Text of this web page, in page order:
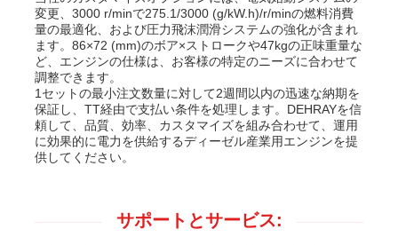
変更、3000 r/minで275.1/3000 (g/kW.h)/r/minの燃料消費
量の最適化、および圧力飛沫潤滑システムの強化が含まれ
ます。86×72 (mm)のボア×ストロークや47kgの正味重量な
ど、エンジンの仕様は、お客様の特定のニーズに合わせて
調整できます。
1セットの最小注文数量に対して2週間以内の迅速な納期を
保証し、TT経由で支払い条件を処理します。DEHRAYを信
頼して、品質、効率、カスタマイズを組み合わせて、運用
に効果的に電力を供給するディーゼル産業用エンジンを提
供してください。
サポートとサービス: